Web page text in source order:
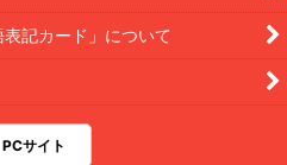
記カード」について
PCサイト